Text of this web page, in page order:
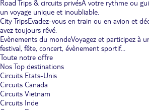
Road Trips & circuits privésA votre rythme ou
un voyage unique et inoubliable.
City TripsEvadez-vous en train ou en avion et
avez toujours rêvé.
Evènements du mondeVoyagez et participez à
festival, fête, concert, évènement sportif...
Toute notre offre
Nos Top destinations
Circuits Etats-Unis
Circuits Canada
Circuits Vietnam
Circuits Inde